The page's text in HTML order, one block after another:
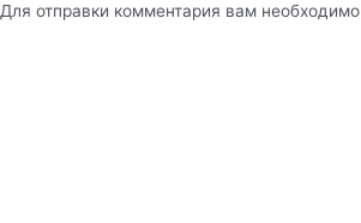
Для отправки комментария вам необходимо